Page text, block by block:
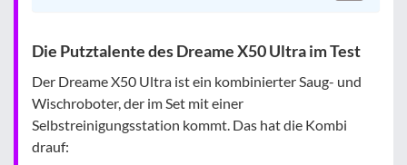
Die Putztalente des Dreame X50 Ultra im Test
Der Dreame X50 Ultra ist ein kombinierter Saug- und
Wischroboter, der im Set mit einer
Selbstreinigungsstation kommt. Das hat die Kombi
drauf: